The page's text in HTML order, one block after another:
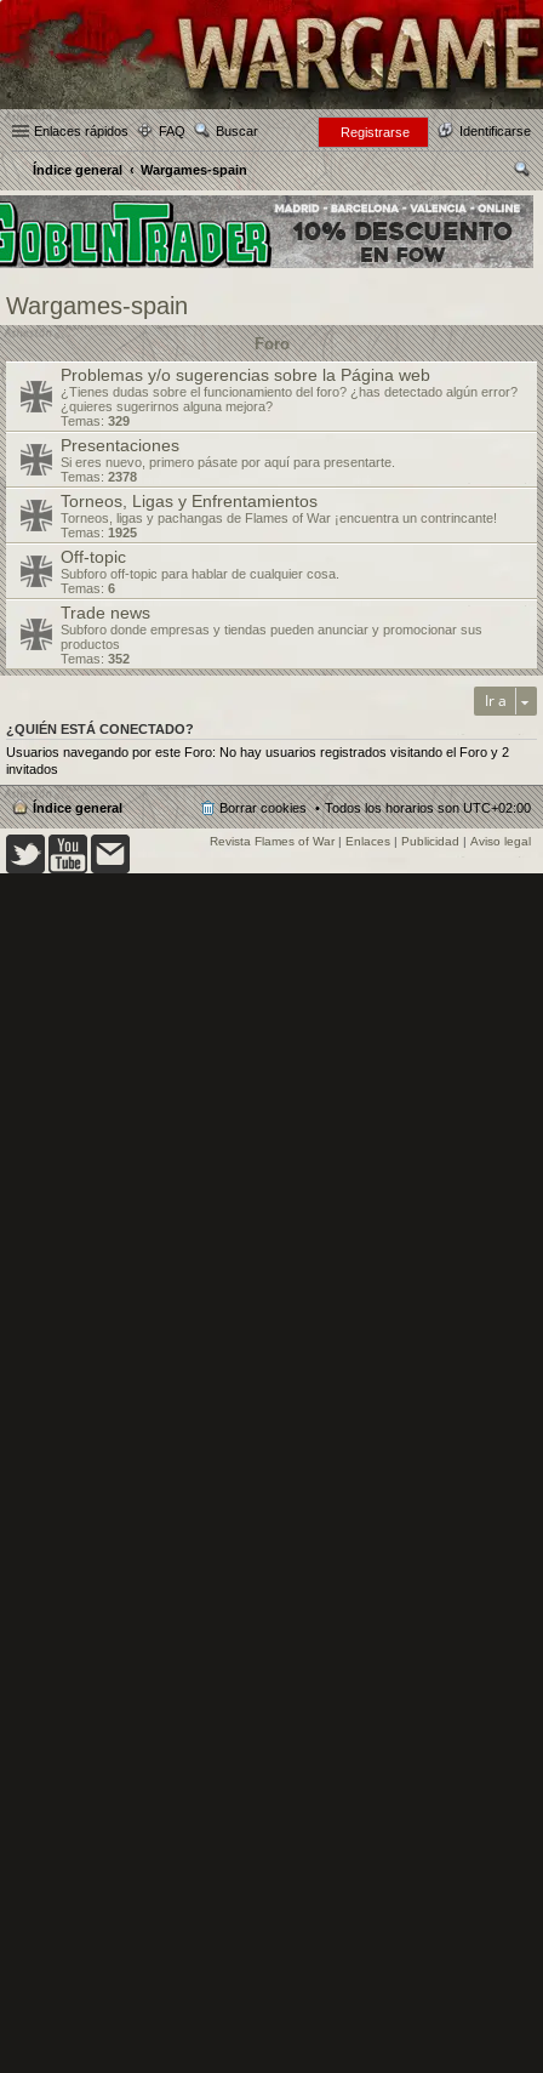
Enlaces rápidos FAQ Buscar Identificarse
Registrarse
Índice general
Wargames-spain
us
car
Wargames-spain
Foro
Problemas y/o sugerencias sobre la Página web
¿Tienes dudas sobre el funcionamiento del foro? ¿has detectado algún error?
¿quieres sugerirnos alguna mejora?
Temas: 329
Presentaciones
Si eres nuevo, primero pásate por aquí para presentarte.
Temas: 2378
Torneos, Ligas y Enfrentamientos
Torneos, ligas y pachangas de Flames of War ¡encuentra un contrincante!
Temas: 1925
Off-topic
Subforo off-topic para hablar de cualquier cosa.
Temas: 6
Trade news
Subforo donde empresas y tiendas pueden anunciar y promocionar sus
productos
Temas: 352
Ir a
¿QUIÉN ESTÁ CONECTADO?
Usuarios navegando por este Foro: No hay usuarios registrados visitando el Foro y 2
invitados
Índice general Todos los horarios sonUTC+02:00
Borrar cookies
Revista Flames of War | Enlaces | Publicidad | Aviso legal